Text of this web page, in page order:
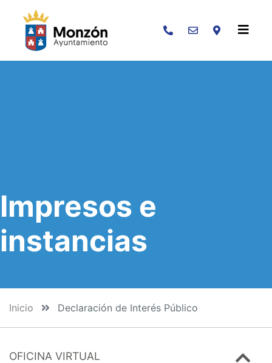
Buscar
Impresos e
instancias
Inicio Declaración de Interés Público
OFICINA VIRTUAL